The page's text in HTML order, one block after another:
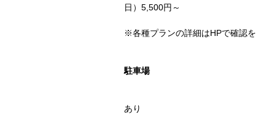
日）5,500円～
※各種プランの詳細はHPで確認を
駐車場
あり